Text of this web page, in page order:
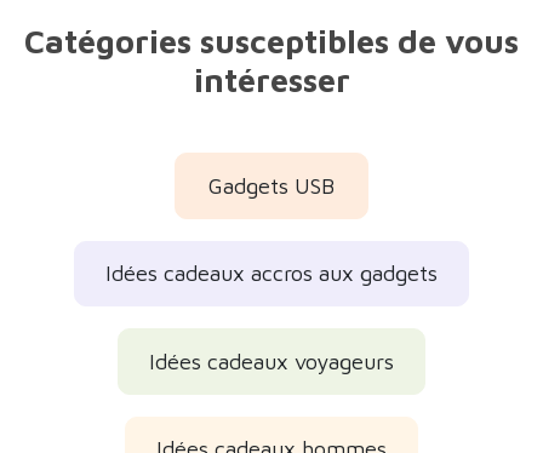
intéresser
Gadgets USB
Idées cadeaux voyageurs
Idées cadeaux hommes